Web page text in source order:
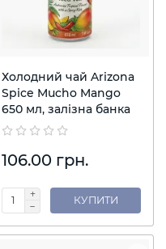
Холодний чай Arizona
Spice Mucho Mango
650 мл, залізна банка
106.00 грн.
КУПИТИ